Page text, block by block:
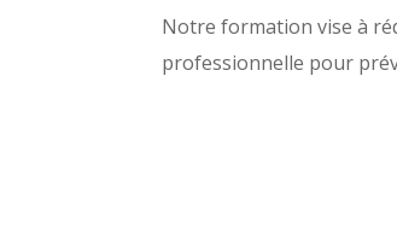
Notre formation vise à
professionnelle pour